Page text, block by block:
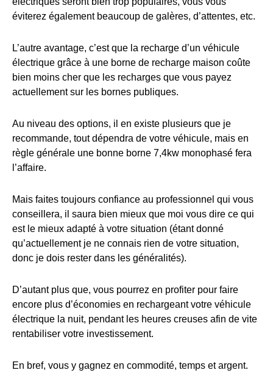
éviterez également beaucoup de galères, d’attentes, etc.
L’autre avantage, c’est que la recharge d’un véhicule
électrique grâce à une borne de recharge maison coûte
bien moins cher que les recharges que vous payez
actuellement sur les bornes publiques.
Au niveau des options, il en existe plusieurs que je
recommande, tout dépendra de votre véhicule, mais en
règle générale une bonne borne 7,4kw monophasé fera
l’affaire.
Mais faites toujours confiance au professionnel qui vous
conseillera, il saura bien mieux que moi vous dire ce qui
est le mieux adapté à votre situation (étant donné
qu’actuellement je ne connais rien de votre situation,
donc je dois rester dans les généralités).
D’autant plus que, vous pourrez en profiter pour faire
encore plus d’économies en rechargeant votre véhicule
électrique la nuit, pendant les heures creuses afin de vite
rentabiliser votre investissement.
En bref, vous y gagnez en commodité, temps et argent.